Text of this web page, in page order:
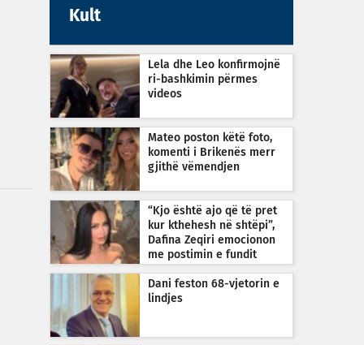
Kult
Lela dhe Leo konfirmojnë
ri-bashkimin përmes
videos
Mateo poston këtë foto,
komenti i Brikenës merr
gjithë vëmendjen
“Kjo është ajo që të pret
kur kthehesh në shtëpi”,
Dafina Zeqiri emocionon
me postimin e fundit
Dani feston 68-vjetorin e
lindjes